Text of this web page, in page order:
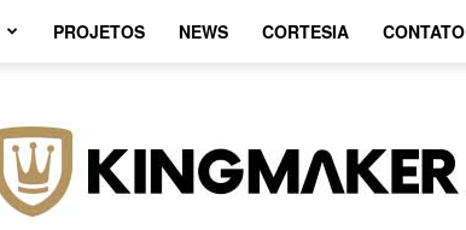
PROJETOS NEWS CORTESIA CONTATO